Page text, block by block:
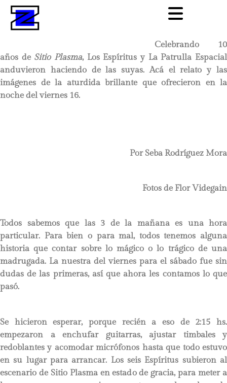
Celebrando 10
años de Sitio Plasma, Los Espíritus y La Patrulla Espacial
anduvieron haciendo de las suyas. Acá el relato y las
imágenes de la aturdida brillante que ofrecieron en la
noche del viernes 16.
Por Seba Rodríguez Mora
Fotos de Flor Videgain
Todos sabemos que las 3 de la mañana es una hora
particular. Para bien o para mal, todos tenemos alguna
historia que contar sobre lo mágico o lo trágico de una
madrugada. La nuestra del viernes para el sábado fue sin
dudas de las primeras, así que ahora les contamos lo que
pasó.
Se hicieron esperar, porque recién a eso de 2:15 hs.
empezaron a enchufar guitarras, ajustar timbales y
redoblantes y acomodar micrófonos hasta que todo estuvo
en su lugar para arrancar. Los seis Espíritus subieron al
escenario de Sitio Plasma en estado de gracia, para meter a